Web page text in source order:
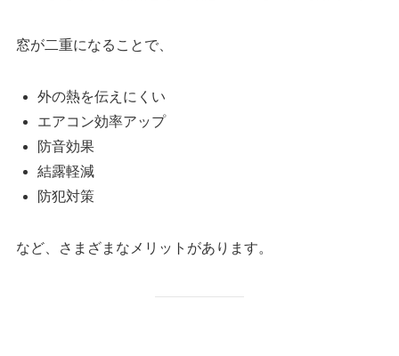
窓が二重になることで、
外の熱を伝えにくい
エアコン効率アップ
防音効果
結露軽減
防犯対策
など、さまざまなメリットがあります。